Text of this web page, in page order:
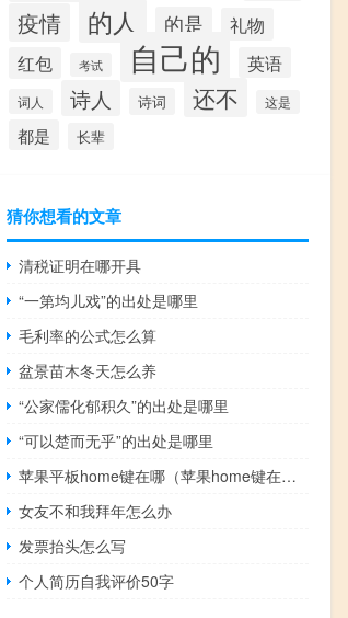
疫情 的人 的是 礼物
红包 考试 自己的 英语
词人 诗人 诗词 还不 这是
都是 长辈
猜你想看的文章
清税证明在哪开具
“一第均儿戏”的出处是哪里
毛利率的公式怎么算
盆景苗木冬天怎么养
“公家儒化郁积久”的出处是哪里
“可以楚而无乎”的出处是哪里
苹果平板home键在哪（苹果home键在哪）
女友不和我拜年怎么办
发票抬头怎么写
个人简历自我评价50字